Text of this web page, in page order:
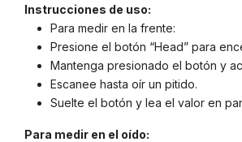
Instrucciones de uso:
Para medir en la frente:
Presione el botón “Head” para
Mantenga presionado el botón y
Escanee hasta oír un pitido.
Suelte el botón y lea el valor en
Para medir en el oído: